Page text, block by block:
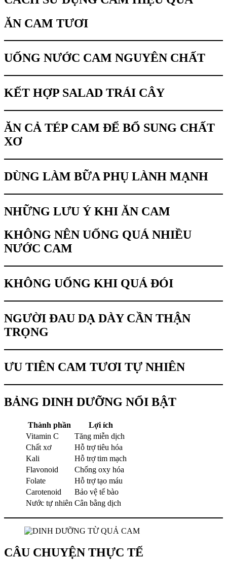
ĂN CAM TƯƠI
UỐNG NƯỚC CAM NGUYÊN CHẤT
KẾT HỢP SALAD TRÁI CÂY
ĂN CẢ TÉP CAM ĐỂ BỔ SUNG CHẤT
XƠ
DÙNG LÀM BỮA PHỤ LÀNH MẠNH
NHỮNG LƯU Ý KHI ĂN CAM
KHÔNG NÊN UỐNG QUÁ NHIỀU
NƯỚC CAM
KHÔNG UỐNG KHI QUÁ ĐÓI
NGƯỜI ĐAU DẠ DÀY CẦN THẬN
TRỌNG
ƯU TIÊN CAM TƯƠI TỰ NHIÊN
BẢNG DINH DƯỠNG NỔI BẬT
Thành phần
Lợi ích
Vitamin C
Tăng miễn dịch
Chất xơ
Hỗ trợ tiêu hóa
Kali
Hỗ trợ tim mạch
Flavonoid
Chống oxy hóa
Folate
Hỗ trợ tạo máu
Carotenoid
Bảo vệ tế bào
Nước tự nhiên Cân bằng dịch
CÂU CHUYỆN THỰC TẾ